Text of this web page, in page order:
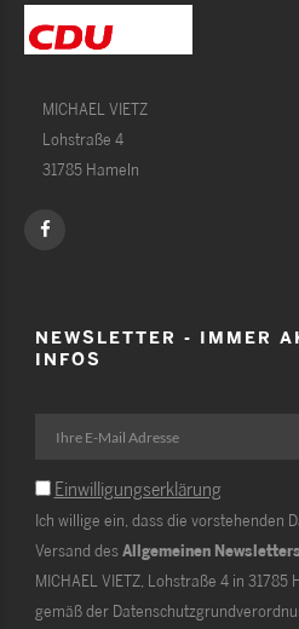
MICHAEL VIETZ
Lohstraße 4
31785 Hameln
NEWSLETTER - IMMER
INFOS
Einwilligungserklärung
Ich willige ein, dass die vorstehenden
Versand desAllgemeinen Newsletters
MICHAEL VIETZ, Lohstraße 4 in 31785
gemäß der